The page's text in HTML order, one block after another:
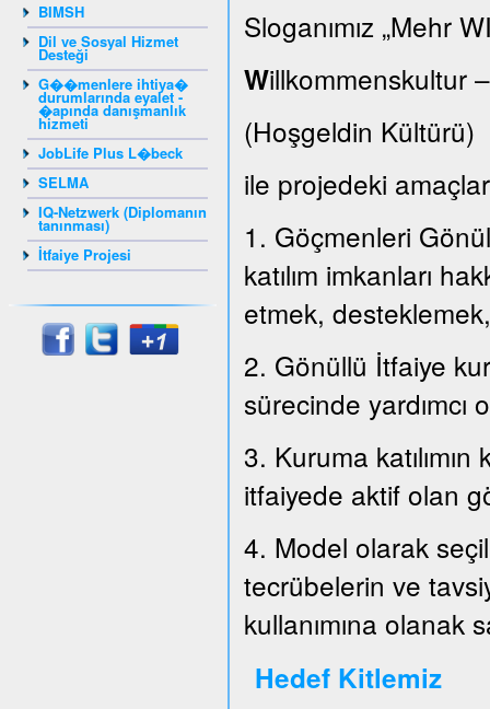
BIMSH
Dil ve Sosyal Hizmet
Desteği
G��menlere ihtiya�
durumlarında eyalet -
�apında danışmanlık
hizmeti
JobLife Plus L�beck
SELMA
IQ-Netzwerk (Diplomanın
tanınması)
İtfaiye Projesi
Sloganımız „Mehr
Willkommenskultur
(Hoşgeldin
ile projedeki
1. Göçmenleri
katılım imkanları
etmek, desteklemek,
2. Gönüllü İtfaiye
sürecinde
3. Kuruma katılımın
itfaiyede aktif olan
4. Model olarak
tecrübelerin ve
kullanımına olanak
Hedef Kitlemiz